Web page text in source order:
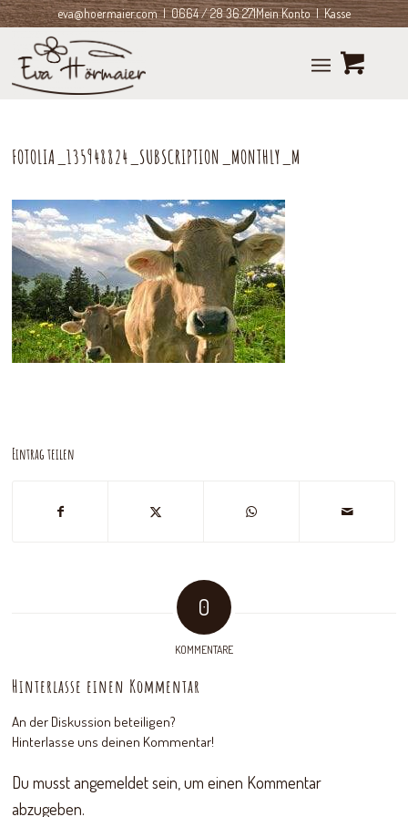
eva@hoermaier.com| 0664 / 28 36 271Mein Konto|Kasse
FOTOLIA_135948824_SUBSCRIPTION_MONTHLY_M
Eintrag teilen
0
KOMMENTARE
Hinterlasse einen Kommentar
An der Diskussion beteiligen?
Hinterlasse uns deinen Kommentar!
Du musstangemeldetsein, um einen Kommentar
abzugeben.